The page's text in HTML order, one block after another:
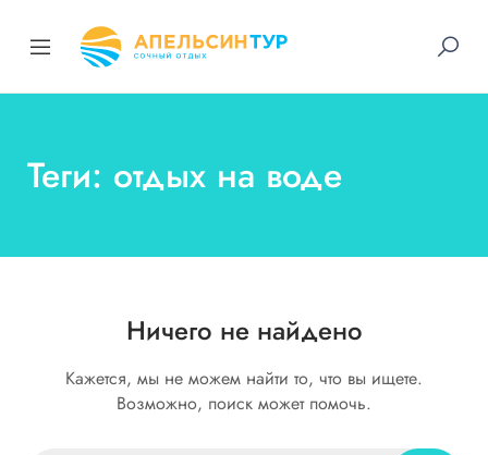
Теги: отдых на воде
Ничего не найдено
Кажется, мы не можем найти то, что вы ищете.
Возможно, поиск может помочь.